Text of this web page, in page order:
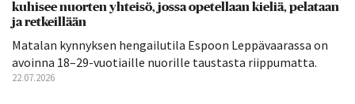
kuhisee nuorten yhteisö, jossa opetellaan kieliä, pelataan
ja retkeillään
Matalan kynnyksen hengailutila Espoon Leppävaarassa on
avoinna 18–29-vuotiaille nuorille taustasta riippumatta.
22.07.2026